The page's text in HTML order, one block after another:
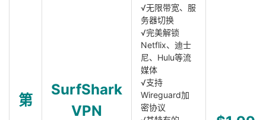
第
SurfShark
VPN
√无限带宽、服
务器切换
√完美解锁
Netflix、迪士
尼、Hulu等流
媒体
√支持
Wireguard加
密协议